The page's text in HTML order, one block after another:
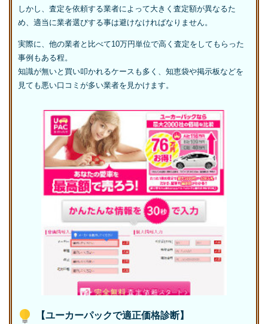
しかし、査定を依頼する業者によって大きく査定額が異なるた
め、適当に業者選びする事は避けなければなりません。
実際に、他の業者と比べて10万円単位で高く査定をしてもらった
事例もある程。
知識が無いと買い叩かれるケースも多く、知恵袋や掲示板などを
見ても悪い口コミが多い業者を見かけます。
【ユーカーパックで適正価格診断】